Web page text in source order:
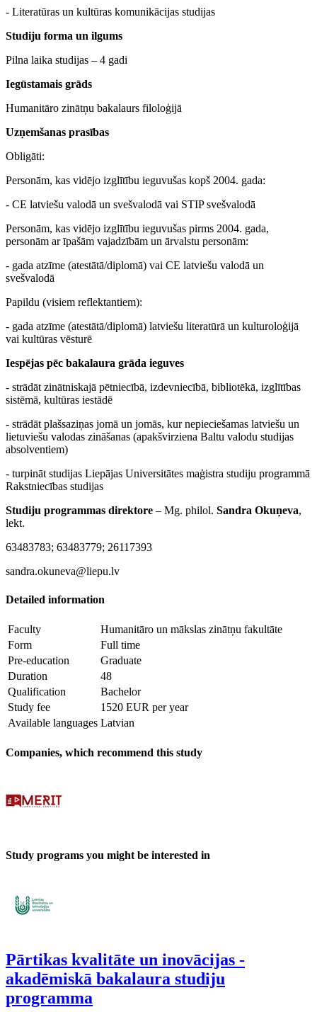
- Literatūras un kultūras komunikācijas studijas
Studiju forma un ilgums
Pilna laika studijas – 4 gadi
Iegūstamais grāds
Humanitāro zinātņu bakalaurs filoloģijā
Uzņemšanas prasības
Obligāti:
Personām, kas vidējo izglītību ieguvušas kopš 2004. gada:
- CE latviešu valodā un svešvalodā vai STIP svešvalodā
Personām, kas vidējo izglītību ieguvušas pirms 2004. gada,
personām ar īpašām vajadzībām un ārvalstu personām:
- gada atzīme (atestātā/diplomā) vai CE latviešu valodā un
svešvalodā
Papildu (visiem reflektantiem):
- gada atzīme (atestātā/diplomā) latviešu literatūrā un kulturoloģijā
vai kultūras vēsturē
Iespējas pēc bakalaura grāda ieguves
- strādāt zinātniskajā pētniecībā, izdevniecībā, bibliotēkā, izglītības
sistēmā, kultūras iestādē
- strādāt plašsaziņas jomā un jomās, kur nepieciešamas latviešu un
lietuviešu valodas zināšanas (apakšvirziena Baltu valodu studijas
absolventiem)
- turpināt studijas Liepājas Universitātes maģistra studiju programmā
Rakstniecības studijas
Studiju programmas direktore – Mg. philol. Sandra Okuņeva,
lekt.
63483783; 63483779; 26117393
sandra.okuneva@liepu.lv
Detailed information
Faculty
Humanitāro un mākslas zinātņu fakultāte
Form
Full time
Pre-education
Graduate
Duration
48
Qualification
Bachelor
Study fee
1520 EUR per year
Available languages Latvian
Companies, which recommend this study
Study programs you might be interested in
Pārtikas kvalitāte un inovācijas -
akadēmiskā bakalaura studiju
programma